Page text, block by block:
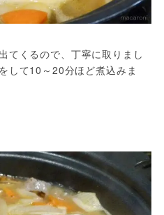
てくるので、丁寧に取りまし
して10～20分ほど煮込みま